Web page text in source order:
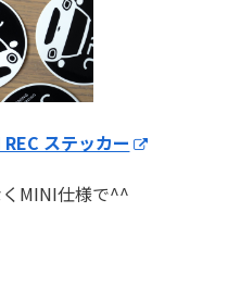
ステッカー
MINI仕様で^^